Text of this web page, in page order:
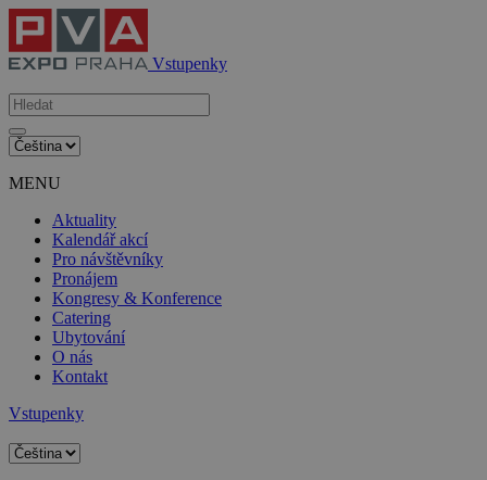
Vstupenky
MENU
Aktuality
Kalendář akcí
Pro návštěvníky
Pronájem
Kongresy & Konference
Catering
Ubytování
O nás
Kontakt
Vstupenky